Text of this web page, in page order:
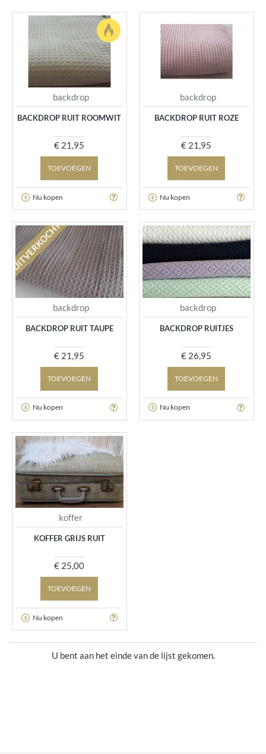
backdrop
BACKDROP RUIT ROOMWIT
€ 21,95
TOEVOEGEN
Nu kopen
backdrop
BACKDROP RUIT ROZE
€ 21,95
TOEVOEGEN
Nu kopen
UITVERKOCHT
backdrop
BACKDROP RUIT TAUPE
€ 21,95
TOEVOEGEN
Nu kopen
backdrop
BACKDROP RUITJES
€ 26,95
TOEVOEGEN
Nu kopen
koffer
KOFFER GRIJS RUIT
€ 25,00
TOEVOEGEN
Nu kopen
U bent aan het einde van de lijst gekomen.